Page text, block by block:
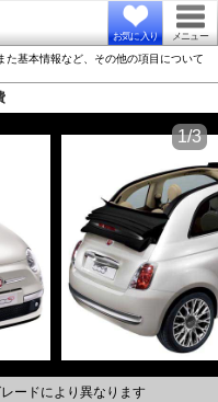
お気に入り メニュー
基本情報など、その他の項目について
ードにより異なります
1/3